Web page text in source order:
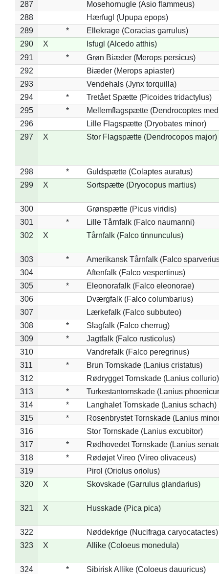
287
Mosehornugle (Asio flammeus)
288
Hærfugl (Upupa epops)
289
*
Ellekrage (Coracias garrulus)
290
X
Isfugl (Alcedo atthis)
291
*
Grøn Biæder (Merops persicus)
292
Biæder (Merops apiaster)
293
Vendehals (Jynx torquilla)
294
*
Tretået Spætte (Picoides tridactylus)
295
*
Mellemflagspætte (Dendrocoptes
296
Lille Flagspætte (Dryobates minor)
297
X Stor Flagspætte (Dendrocopos major)
298 *
Guldspætte (Colaptes auratus)
299
X Sortspætte (Dryocopus martius)
300
Grønspætte (Picus viridis)
301
*
Lille Tårnfalk (Falco naumanni)
302
X Tårnfalk (Falco tinnunculus)
303 *
Amerikansk Tårnfalk (Falco
304
Aftenfalk (Falco vespertinus)
305
*
Eleonorafalk (Falco eleonorae)
306
Dværgfalk (Falco columbarius)
307
Lærkefalk (Falco subbuteo)
308
*
Slagfalk (Falco cherrug)
309
*
Jagtfalk (Falco rusticolus)
310
Vandrefalk (Falco peregrinus)
311
*
Brun Tornskade (Lanius cristatus)
312
Rødrygget Tornskade (Lanius collurio)
313
*
Turkestantornskade (Lanius
314
*
Langhalet Tornskade (Lanius schach)
315
*
Rosenbrystet Tornskade (Lanius
316
Stor Tornskade (Lanius excubitor)
317
*
Rødhovedet Tornskade (Lanius
318
*
Rødøjet Vireo (Vireo olivaceus)
319
Pirol (Oriolus oriolus)
320
X Skovskade (Garrulus glandarius)
321 X Husskade (Pica pica)
322
Nøddekrige (Nucifraga caryocatactes)
323
X Allike (Coloeus monedula)
324 *
Sibirisk Allike (Coloeus dauuricus)